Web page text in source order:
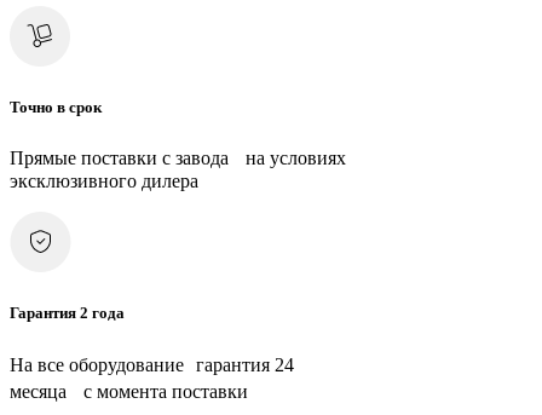
Точно в срок
Прямые поставки с завода на условиях
эксклюзивного дилера
Гарантия 2 года
На все оборудование гарантия 24
месяца с момента поставки